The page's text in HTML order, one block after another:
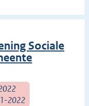
Sociale
2022